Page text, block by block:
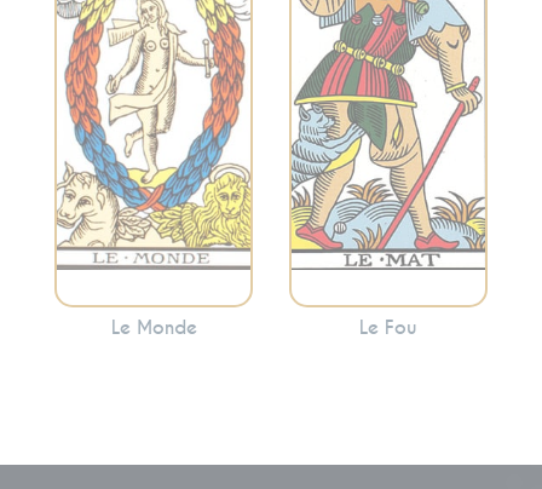
la réalisation et
l’intégration. Le
Monde indique
souvent que vous
avez atteint une
étape importante
de votre voyage.
Le Monde
voyage à travers
les arcanes
majeurs, il
représente
l’innocence, le
départ, le potentiel
et l’exploration.
Le Fou